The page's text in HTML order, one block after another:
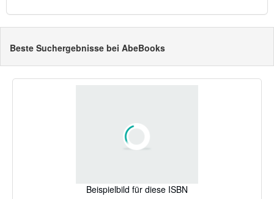
Beste Suchergebnisse bei AbeBooks
Beispielbild für diese ISBN